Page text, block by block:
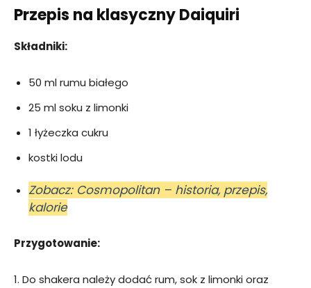
Przepis na klasyczny Daiquiri
Składniki:
50 ml rumu białego
25 ml soku z limonki
1 łyżeczka cukru
kostki lodu
Zobacz: Cosmopolitan – historia, przepis,
kalorie
Przygotowanie:
1. Do shakera należy dodać rum, sok z limonki oraz